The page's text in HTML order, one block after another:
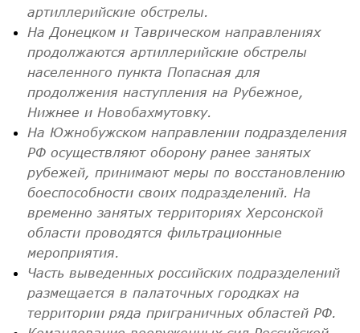
артиллерийские обстрелы.
На Донецком и Таврическом направлениях
продолжаются артиллерийские обстрелы
населенного пункта Попасная для
продолжения наступления на Рубежное,
Нижнее и Новобахмутовку.
На Южнобужском направлении подразделения
РФ осуществляют оборону ранее занятых
рубежей, принимают меры по восстановлению
боеспособности своих подразделений. На
временно занятых территориях Херсонской
области проводятся фильтрационные
мероприятия.
Часть выведенных российских подразделений
размещается в палаточных городках на
территории ряда приграничных областей РФ.